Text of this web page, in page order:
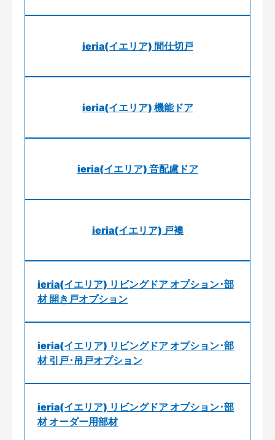
ieria(イエリア) 間仕切戸
ieria(イエリア) 機能ドア
ieria(イエリア) 音配慮ドア
ieria(イエリア) 戸襖
ieria(イエリア) リビングドア オプション･部
材 開き戸オプション
ieria(イエリア) リビングドア オプション･部
材 引戸･吊戸オプション
ieria(イエリア) リビングドア オプション･部
材 オーダー用部材